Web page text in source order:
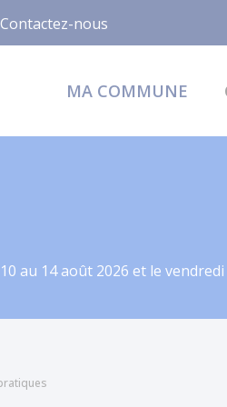
Contactez-nous
MA COMMUNE
au 14 août 2026 et le